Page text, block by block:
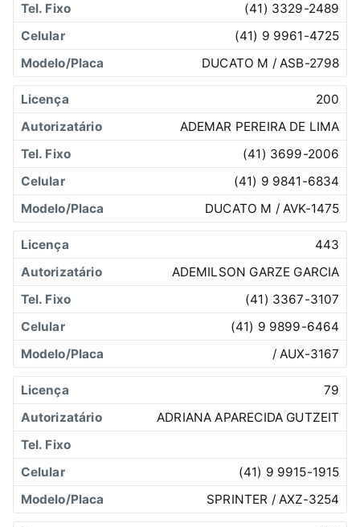
(41) 3329-2489
(41) 9 9961-4725
DUCATO M / ASB-2798
200
ADEMAR PEREIRA DE LIMA
(41) 3699-2006
(41) 9 9841-6834
DUCATO M / AVK-1475
443
ADEMILSON GARZE GARCIA
(41) 3367-3107
(41) 9 9899-6464
/ AUX-3167
79
ADRIANA APARECIDA GUTZEIT
(41) 9 9915-1915
SPRINTER / AXZ-3254